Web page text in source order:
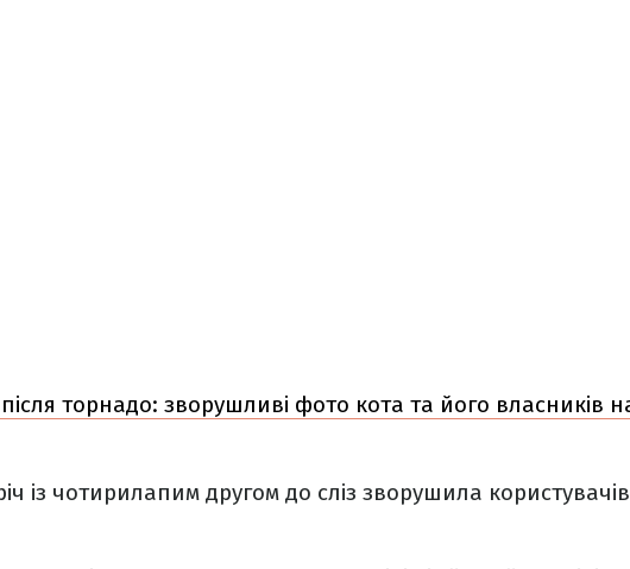
торнадо: зворушливі фото кота та його власників
із чотирилапим другом до сліз зворушила